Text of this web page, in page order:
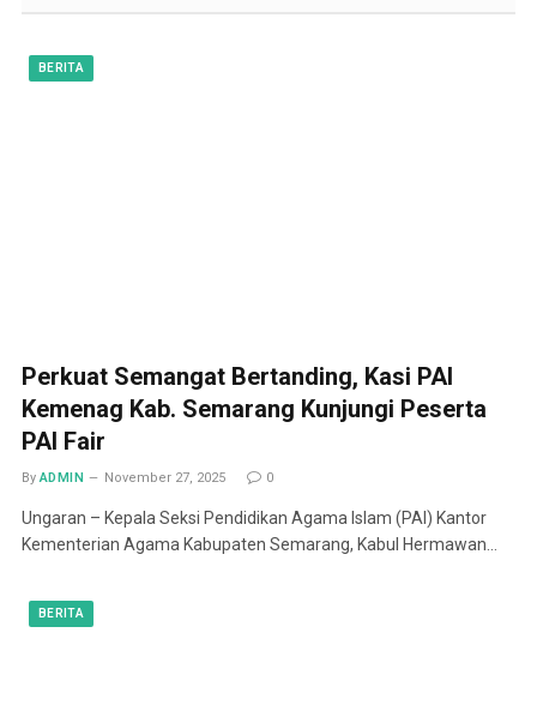
BERITA
Perkuat Semangat Bertanding, Kasi PAI
Kemenag Kab. Semarang Kunjungi Peserta
PAI Fair
By ADMIN November 27, 2025 0
Ungaran – Kepala Seksi Pendidikan Agama Islam (PAI) Kantor
Kementerian Agama Kabupaten Semarang, Kabul Hermawan…
BERITA